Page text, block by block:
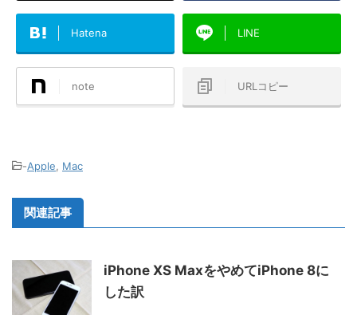
Hatena LINE
note URLコピー
-Apple Mac
関連記事
iPhone XS MaxをやめてiPhone 8に
した訳